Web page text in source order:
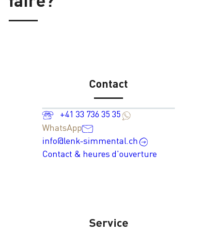
Contact
+41 33 736 35 35
WhatsApp
info@lenk-simmental.ch
Contact & heures d'ouverture
Service